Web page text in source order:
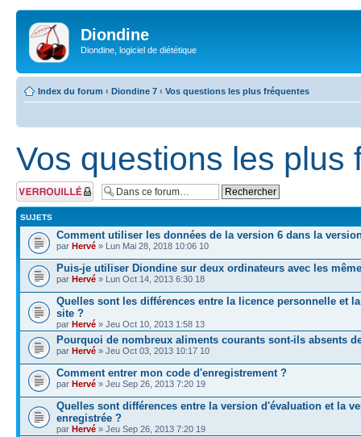
Diondine
Diondine, logiciel de diététique
Index du forum ‹ Diondine 7 ‹ Vos questions les plus fréquentes
Vos questions les plus
Forum verrouillé
SUJETS
Comment utiliser les données de la version 6 dans la
par Hervé » Lun Mai 28, 2018 10:06 10
Puis-je utiliser Diondine sur deux ordinateurs avec les
par Hervé » Lun Oct 14, 2013 6:30 18
Quelles sont les différences entre la licence personnelle et
site ?
par Hervé » Jeu Oct 10, 2013 1:58 13
Pourquoi de nombreux aliments courants sont-ils absents
par Hervé » Jeu Oct 03, 2013 10:17 10
Comment entrer mon code d'enregistrement ?
par Hervé » Jeu Sep 26, 2013 7:20 19
Quelles sont différences entre la version d'évaluation et la
enregistrée ?
par Hervé » Jeu Sep 26, 2013 7:20 19